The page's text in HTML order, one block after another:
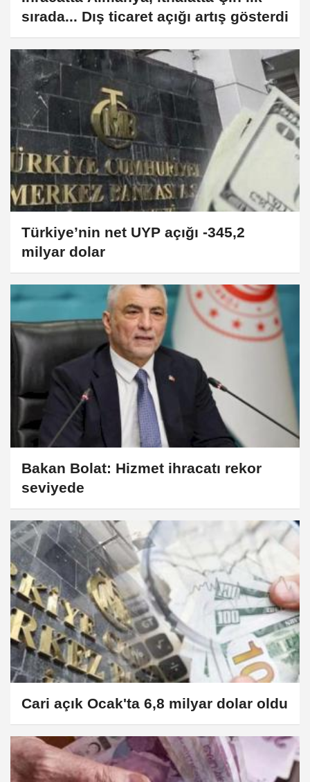
sırada... Dış ticaret açığı artış gösterdi
Türkiye’nin net UYP açığı -345,2
milyar dolar
Bakan Bolat: Hizmet ihracatı rekor
seviyede
Cari açık Ocak'ta 6,8 milyar dolar oldu